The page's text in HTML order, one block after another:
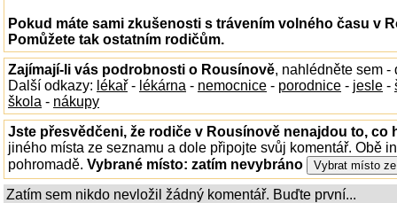
Pokud máte sami zkušenosti s trávením volného času v
Pomůžete tak ostatním rodičům.
Zajímají-li vás podrobnosti o Rousínově, nahlédněte sem -
Další odkazy: lékař - lékárna - nemocnice - porodnice - jesle -
škola - nákupy
Jste přesvědčeni, že rodiče v Rousínově nenajdou to, co
jiného místa ze seznamu a dole připojte svůj komentář. Obě
pohromadě. Vybrané místo: zatím nevybráno
Zatím sem nikdo nevložil žádný komentář. Buďte první...